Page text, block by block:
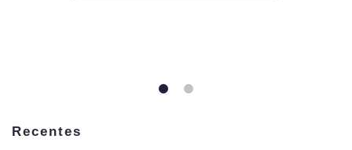
Recentes